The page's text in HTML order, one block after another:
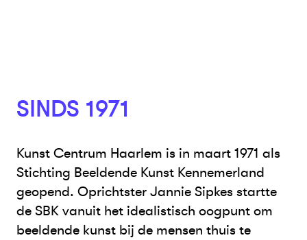
SINDS 1971
Kunst Centrum Haarlem is in maart 1971 als
Stichting Beeldende Kunst Kennemerland
geopend. Oprichtster Jannie Sipkes startte
de SBK vanuit het idealistisch oogpunt om
beeldende kunst bij de mensen thuis te